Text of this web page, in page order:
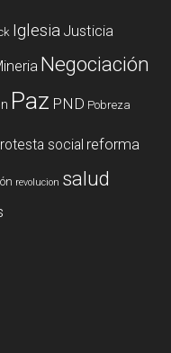
Iglesia Justicia
Negociación
Paz PND Pobreza
social reforma
revolucion salud